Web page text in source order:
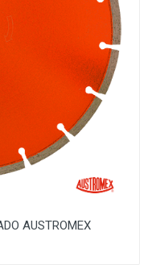
AUSTROMEX